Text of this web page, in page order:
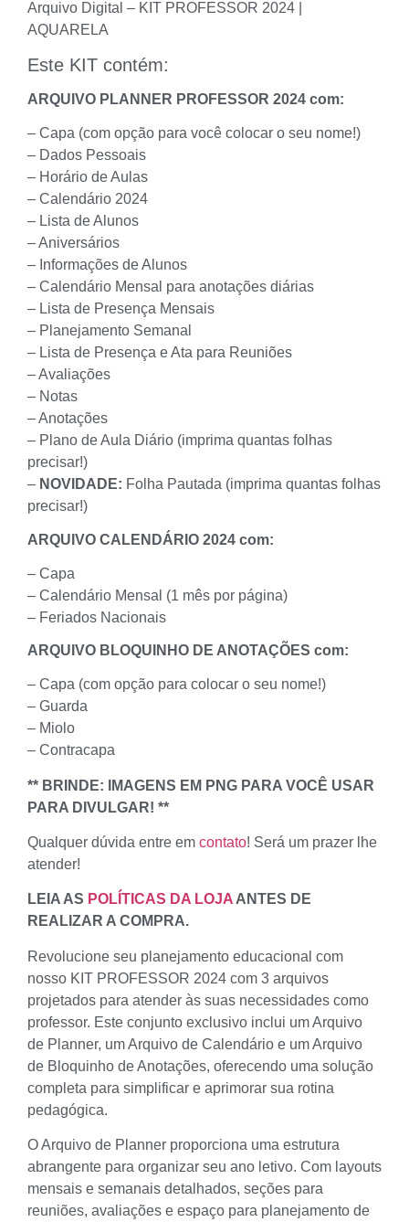
Arquivo Digital – KIT PROFESSOR 2024 |
AQUARELA
Este KIT contém:
ARQUIVO PLANNER PROFESSOR 2024 com:
– Capa (com opção para você colocar o seu nome!)
– Dados Pessoais
– Horário de Aulas
– Calendário 2024
– Lista de Alunos
– Aniversários
– Informações de Alunos
– Calendário Mensal para anotações diárias
– Lista de Presença Mensais
– Planejamento Semanal
– Lista de Presença e Ata para Reuniões
– Avaliações
– Notas
– Anotações
– Plano de Aula Diário (imprima quantas folhas
precisar!)
– NOVIDADE: Folha Pautada (imprima quantas folhas
precisar!)
ARQUIVO CALENDÁRIO 2024 com:
– Capa
– Calendário Mensal (1 mês por página)
– Feriados Nacionais
ARQUIVO BLOQUINHO DE ANOTAÇÕES com:
– Capa (com opção para colocar o seu nome!)
– Guarda
– Miolo
– Contracapa
** BRINDE: IMAGENS EM PNG PARA VOCÊ USAR
PARA DIVULGAR! **
Qualquer dúvida entre em contato! Será um prazer lhe
atender!
LEIA AS POLÍTICAS DA LOJA ANTES DE
REALIZAR A COMPRA.
Revolucione seu planejamento educacional com
nosso KIT PROFESSOR 2024 com 3 arquivos
projetados para atender às suas necessidades como
professor. Este conjunto exclusivo inclui um Arquivo
de Planner, um Arquivo de Calendário e um Arquivo
de Bloquinho de Anotações, oferecendo uma solução
completa para simplificar e aprimorar sua rotina
pedagógica.
O Arquivo de Planner proporciona uma estrutura
abrangente para organizar seu ano letivo. Com layouts
mensais e semanais detalhados, seções para
reuniões, avaliações e espaço para planejamento de